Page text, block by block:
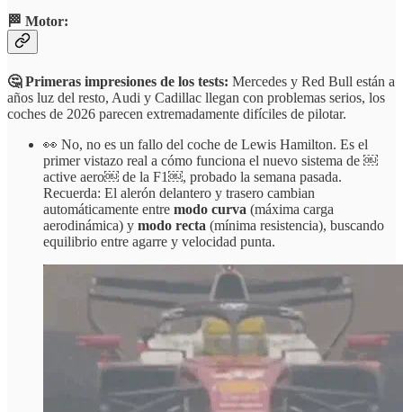
🏁 Motor:
🤔 Primeras impresiones de los tests: Mercedes y Red Bull están a
años luz del resto, Audi y Cadillac llegan con problemas serios, los
coches de 2026 parecen extremadamente difíciles de pilotar.
👀 No, no es un fallo del coche de Lewis Hamilton. Es el
primer vistazo real a cómo funciona el nuevo sistema de ￼
active aero￼ de la F1￼, probado la semana pasada.
Recuerda: El alerón delantero y trasero cambian
automáticamente entre modo curva (máxima carga
aerodinámica) y modo recta (mínima resistencia), buscando
equilibrio entre agarre y velocidad punta.